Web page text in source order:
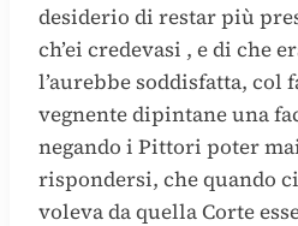
desiderio di restar più
ch’ei credevasi , e di che
l’aurebbe soddisfatta, col
vegnente dipintane una
negando i Pittori poter
rispondersi, che quando
voleva da quella Corte